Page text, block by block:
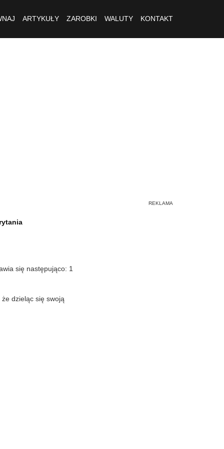
ARTYKUŁY ZAROBKI WALUTY KONTAKT
się następująco: 1
że dzieląc się swoją